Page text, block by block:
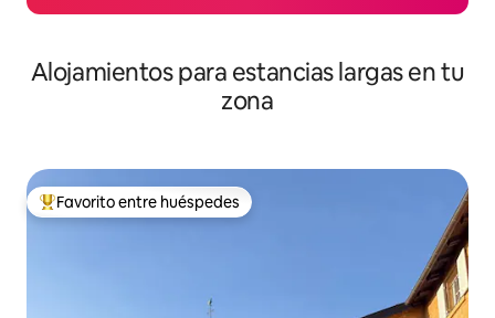
Alojamientos para estancias largas en tu
zona
De los mejores en Favorito entre huéspedes
Favorito entre huéspedes